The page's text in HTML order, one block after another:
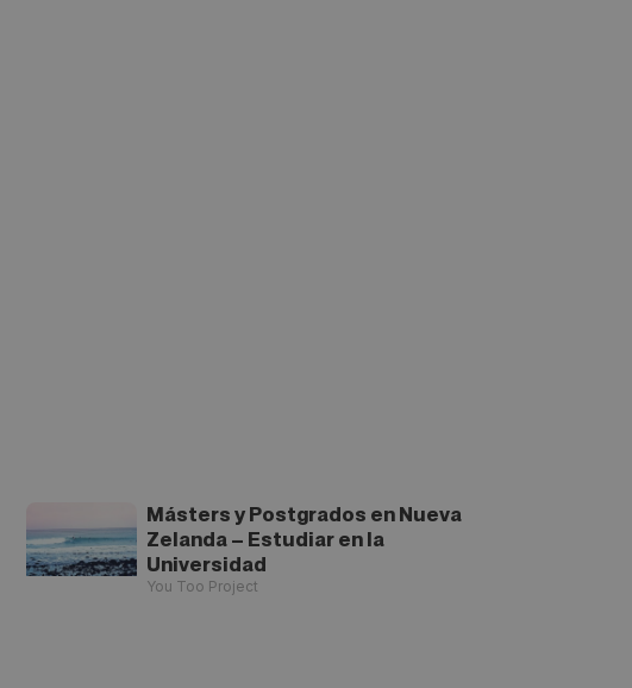
Másters y Postgrados en Nueva
Zelanda – Estudiar en la
Universidad
You Too Project